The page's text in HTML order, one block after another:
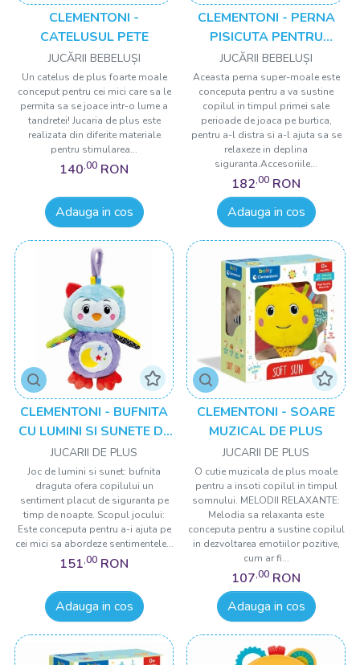
CLEMENTONI -
CATELUSUL PETE
JUCĂRII BEBELUȘI
Un catelus de plus foarte moale
conceput pentru cei mici care sa le
permita sa se joace intr-o lume a
tandretei! Jucaria de plus este
realizata din diferite materiale
pentru stimularea...
140,00 RON
Adauga in cos
CLEMENTONI - PERNA
PISICUTA PENTRU
BEBELUSI
JUCĂRII BEBELUȘI
Aceasta perna super-moale este
conceputa pentru a va sustine
copilul in timpul primei sale
perioade de joaca pe burtica,
pentru a-l distra si a-l ajuta sa se
relaxeze in deplina
siguranta.Accesoriile...
182,00 RON
Adauga in cos
CLEMENTONI - BUFNITA
CU LUMINI SI SUNETE DE
PLUS
JUCARII DE PLUS
Joc de lumini si sunet: bufnita
draguta ofera copilului un
sentiment placut de siguranta pe
timp de noapte. Scopul jocului:
Este conceputa pentru a-i ajuta pe
cei mici sa abordeze sentimentele...
151,00 RON
Adauga in cos
CLEMENTONI - SOARE
MUZICAL DE PLUS
JUCARII DE PLUS
O cutie muzicala de plus moale
pentru a insoti copilul in timpul
somnului. MELODII RELAXANTE:
Melodia sa relaxanta este
conceputa pentru a sustine copilul
in dezvoltarea emotiilor pozitive,
cum ar fi...
107,00 RON
Adauga in cos